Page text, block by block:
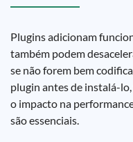
Plugins adicionam
também podem
se não forem bem
plugin antes de instalá-
o impacto na
são essenciais.